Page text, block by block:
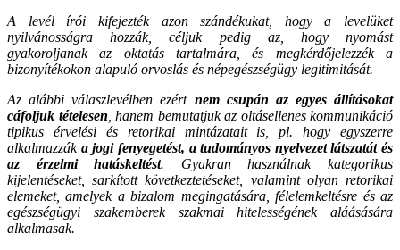
A levél írói kifejezték azon szándékukat, hogy a levelüket
nyilvánosságra hozzák, céljuk pedig az, hogy nyomást
gyakoroljanak az oktatás tartalmára, és megkérdőjelezzék a
bizonyítékokon alapuló orvoslás és népegészségügy legitimitását.
Az alábbi válaszlevélben ezért nem csupán az egyes állításokat
cáfoljuk tételesen, hanem bemutatjuk az oltásellenes kommunikáció
tipikus érvelési és retorikai mintázatait is, pl. hogy egyszerre
alkalmazzák a jogi fenyegetést, a tudományos nyelvezet látszatát és
az érzelmi hatáskeltést. Gyakran használnak kategorikus
kijelentéseket, sarkított következtetéseket, valamint olyan retorikai
elemeket, amelyek a bizalom megingatására, félelemkeltésre és az
egészségügyi szakemberek szakmai hitelességének aláásására
alkalmasak.